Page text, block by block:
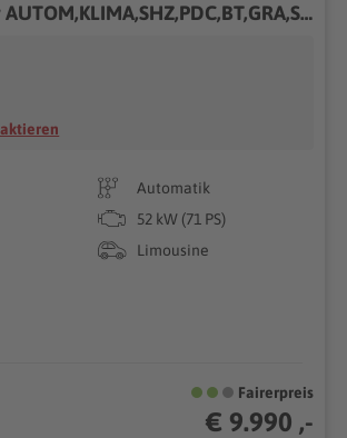
Smart forfour AUTOM,KLIMA,SHZ,PDC,BT,GRA,SMART-SH!!!
Automatik
52 kW (71 PS)
Limousine
Fairerpreis
€ 9.990 ,-